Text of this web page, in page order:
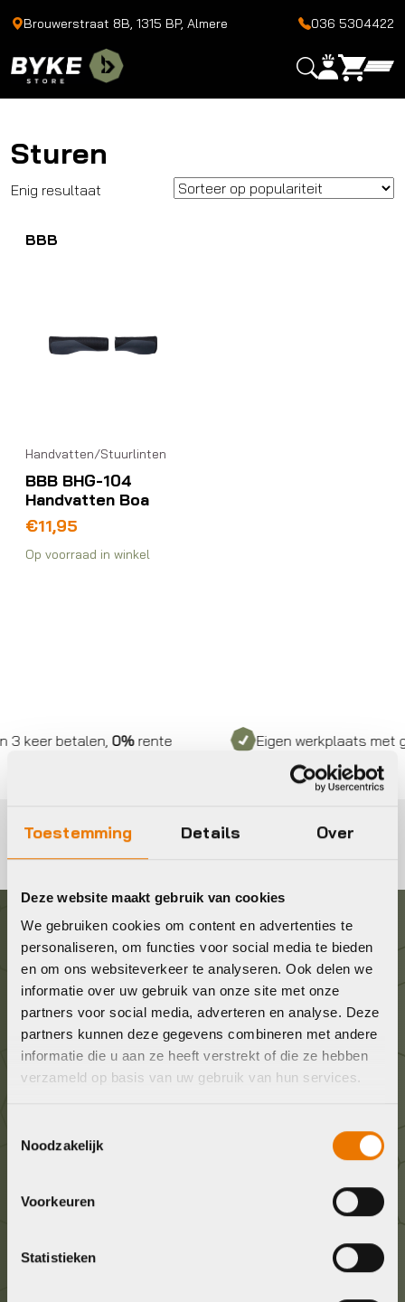
Toestemming Details Over
Deze website maakt gebruik van cookies
We gebruiken cookies om content en advertenties te
personaliseren, om functies voor social media te bieden
en om ons websiteverkeer te analyseren. Ook delen we
informatie over uw gebruik van onze site met onze
partners voor social media, adverteren en analyse. Deze
partners kunnen deze gegevens combineren met andere
informatie die u aan ze heeft verstrekt of die ze hebben
verzameld op basis van uw gebruik van hun services.
Noodzakelijk
Voorkeuren
Statistieken
Brouwerstraat 8B, 1315 BP, Almere 036 5304422
Sturen
Enig resultaat
BBB
Handvatten/Stuurlinten
BBB BHG-104
Handvatten Boa
€11,95
Op voorraad in winkel
keer betalen,0%rente Eigen werkplaats met
Graag in contact komen?
Wij staan voor je klaar! Neem contact op via de
onderstaande gegevens.
Stuur ons een e-mail
Geef ons een belletje
Brouwerstraat 8B